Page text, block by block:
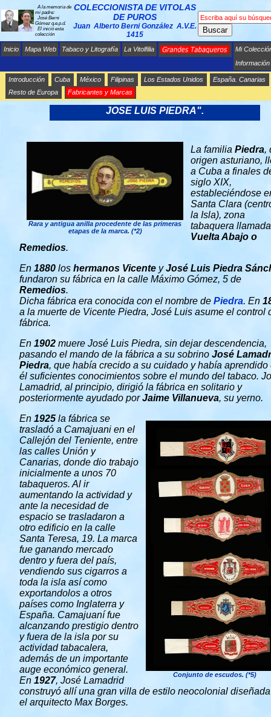
A la memoria de
mi padre:
José Berni
Gómez q.e.p.d.
El inició esta
colección
COLECCIONISTA DE VITOLAS
DE PUROS
Juan Alberto Berni González A.V.E.
1415
Buscar
Inicio Mapa Web Tabaco y Litografía La Vitolfilia
Mi
Información
Introducción Cuba México Filipinas Los Estados Unidos
España. Canarias
Resto de Europa
Fabricantes y Marcas
GRANDES TABAQUEROS EN CUBA.
JOSE LUIS PIEDRA".
Rara y antigua anilla procedente de las primeras
etapas de la marca. (*2)
La familia Piedra,
origen asturiano,
a Cuba a finales
siglo XIX,
estableciéndose
Santa Clara
la Isla), zona
tabaquera llamada
Vuelta Abajo o
Remedios.
En 1880 los hermanos Vicente yJosé Luis Piedra
fundaron su fábrica en la calle Máximo Gómez, 5 de
Remedios.
Dicha fábrica era conocida con el nombre de Piedra. En
a la muerte de Vicente Piedra, José Luis asume el control
fábrica.
En 1902 muere José Luis Piedra, sin dejar descendencia,
pasando el mando de la fábrica a su sobrino José
Piedra, que había crecido a su cuidado y había aprendido
él suficientes conocimientos sobre el mundo del tabaco.
Lamadrid, al principio, dirigió la fábrica en solitario y
posteriormente ayudado porJaime Villanueva, su yerno.
Conjunto de escudos. (*5)
En 1925 la fábrica se
trasladó a Camajuani en el
Callejón del Teniente, entre
las calles Unión y
Canarias, donde dio trabajo
inicialmente a unos 70
tabaqueros. Al ir
aumentando la actividad y
ante la necesidad de
espacio se trasladaron a
otro edificio en la calle
Santa Teresa, 19. La marca
fue ganando mercado
dentro y fuera del país,
vendiendo sus cigarros a
toda la isla así como
exportandolos a otros
países como Inglaterra y
España. Camajuaní fue
alcanzando prestigio dentro
y fuera de la isla por su
actividad tabacalera,
además de un importante
auge económico general.
En 1927, José Lamadrid
construyó allí una gran villa de estilo neocolonial
el arquitecto Max Borges.